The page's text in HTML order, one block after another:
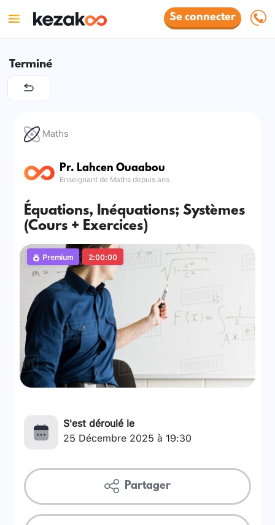
Se connecter
Terminé
Maths
Pr. Lahcen Ouaabou
Enseignant de Maths depuis ans
Équations, Inéquations; Systèmes
(Cours + Exercices)
Premium 2:00:00
S'est déroulé le
25 Décembre 2025 à 19:30
Partager